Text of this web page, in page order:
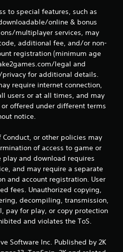
n
t
o
t
a
l
e
5
c
a
l
to special features, such as
online & bonus
multiplayer services, may
additional fee, and/or non-
registration (minimum age
legal and
for additional details.
require internet connection,
users or at all times, and may
offered under different terms
notice.
Conduct, or other policies may
of access to game or
play and download requires
and may require a separate
and account registration. User
fees. Unauthorized copying,
decompiling, transmission,
pay for play, or copy protection
and violates the ToS.
Software Inc. Published by 2K